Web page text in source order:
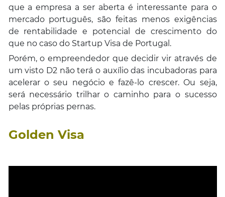
que a empresa a ser aberta é interessante para o
mercado português, são feitas menos exigências
de rentabilidade e potencial de crescimento do
que no caso do Startup Visa de Portugal.
Porém, o empreendedor que decidir vir através de
um visto D2 não terá o auxílio das incubadoras para
acelerar o seu negócio e fazê-lo crescer. Ou seja,
será necessário trilhar o caminho para o sucesso
pelas próprias pernas.
Golden Visa